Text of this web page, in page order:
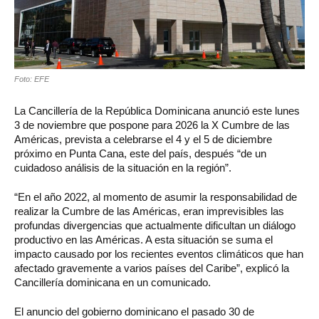
Foto: EFE
La Cancillería de la República Dominicana anunció este lunes
3 de noviembre que pospone para 2026 la X Cumbre de las
Américas, prevista a celebrarse el 4 y el 5 de diciembre
próximo en Punta Cana, este del país, después “de un
cuidadoso análisis de la situación en la región”.
“En el año 2022, al momento de asumir la responsabilidad de
realizar la Cumbre de las Américas, eran imprevisibles las
profundas divergencias que actualmente dificultan un diálogo
productivo en las Américas. A esta situación se suma el
impacto causado por los recientes eventos climáticos que han
afectado gravemente a varios países del Caribe”, explicó la
Cancillería dominicana en un comunicado.
El anuncio del gobierno dominicano el pasado 30 de